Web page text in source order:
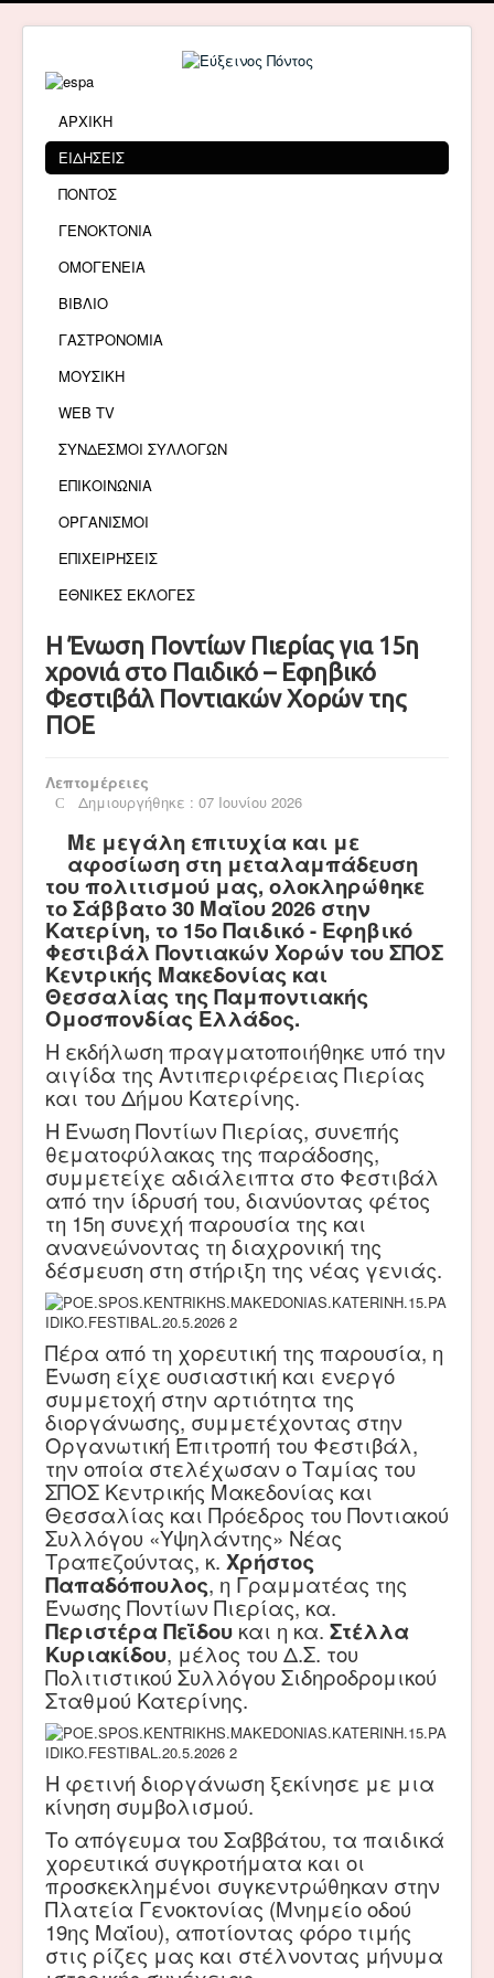
ΑΡΧΙΚΗ
ΕΙΔΗΣΕΙΣ
ΠΟΝΤΟΣ
ΓΕΝΟΚΤΟΝΙΑ
ΟΜΟΓΕΝΕΙΑ
ΒΙΒΛΙΟ
ΓΑΣΤΡΟΝΟΜΙΑ
ΜΟΥΣΙΚΗ
WEB TV
ΣΥΝΔΕΣΜΟΙ ΣΥΛΛΟΓΩΝ
ΕΠΙΚΟΙΝΩΝΙΑ
ΟΡΓΑΝΙΣΜΟΙ
ΕΠΙΧΕΙΡΗΣΕΙΣ
ΕΘΝΙΚΕΣ ΕΚΛΟΓΕΣ
Η Ένωση Ποντίων Πιερίας για 15η
χρονιά στο Παιδικό – Εφηβικό
Φεστιβάλ Ποντιακών Χορών της
ΠΟΕ
Λεπτομέρειες
Δημιουργήθηκε : 07 Ιουνίου 2026
Με μεγάλη επιτυχία και με
αφοσίωση στη μεταλαμπάδευση
του πολιτισμού μας, ολοκληρώθηκε
το Σάββατο 30 Μαΐου 2026 στην
Κατερίνη, το 15ο Παιδικό - Εφηβικό
Φεστιβάλ Ποντιακών Χορών του ΣΠΟΣ
Κεντρικής Μακεδονίας και
Θεσσαλίας της Παμποντιακής
Ομοσπονδίας Ελλάδος.
Η εκδήλωση πραγματοποιήθηκε υπό την
αιγίδα της Αντιπεριφέρειας Πιερίας
και του Δήμου Κατερίνης.
Η Ένωση Ποντίων Πιερίας, συνεπής
θεματοφύλακας της παράδοσης,
συμμετείχε αδιάλειπτα στο Φεστιβάλ
από την ίδρυσή του, διανύοντας φέτος
τη 15η συνεχή παρουσία της και
ανανεώνοντας τη διαχρονική της
δέσμευση στη στήριξη της νέας γενιάς.
Πέρα από τη χορευτική της παρουσία, η
Ένωση είχε ουσιαστική και ενεργό
συμμετοχή στην αρτιότητα της
διοργάνωσης, συμμετέχοντας στην
Οργανωτική Επιτροπή του Φεστιβάλ,
την οποία στελέχωσαν ο Ταμίας του
ΣΠΟΣ Κεντρικής Μακεδονίας και
Θεσσαλίας και Πρόεδρος του Ποντιακού
Συλλόγου «Υψηλάντης» Νέας
Τραπεζούντας, κ. Χρήστος
Παπαδόπουλος, η Γραμματέας της
Ένωσης Ποντίων Πιερίας, κα.
Περιστέρα Πεΐδου και η κα. Στέλλα
Κυριακίδου, μέλος του Δ.Σ. του
Πολιτιστικού Συλλόγου Σιδηροδρομικού
Σταθμού Κατερίνης.
Η φετινή διοργάνωση ξεκίνησε με μια
κίνηση συμβολισμού.
Το απόγευμα του Σαββάτου, τα παιδικά
χορευτικά συγκροτήματα και οι
προσκεκλημένοι συγκεντρώθηκαν στην
Πλατεία Γενοκτονίας (Μνημείο οδού
19ης Μαΐου), αποτίοντας φόρο τιμής
στις ρίζες μας και στέλνοντας μήνυμα